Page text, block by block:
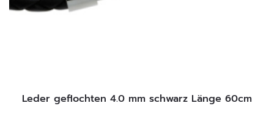
Leder geflochten 4.0 mm schwarz Länge 60cm